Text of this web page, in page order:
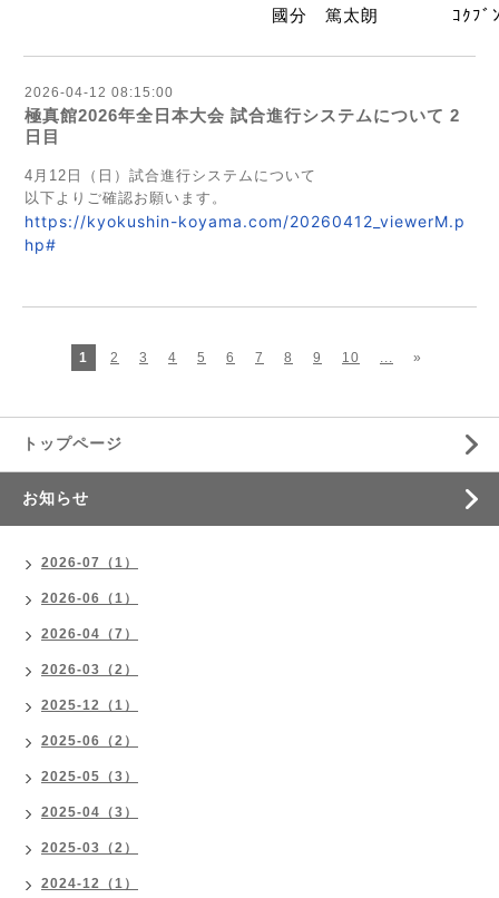
國分 篤太朗
ｺｸﾌﾞ
2026-04-12 08:15:00
極真館2026年全日本大会 試合進行システムについて 2
日目
4月12日（日）試合進行システムについて
以下よりご確認お願います。
https://kyokushin-koyama.com/20260412_viewerM.p
hp#
1 2 3 4 5 6 7 8 9 10 ... »
トップページ
お知らせ
2026-07（1）
2026-06（1）
2026-04（7）
2026-03（2）
2025-12（1）
2025-06（2）
2025-05（3）
2025-04（3）
2025-03（2）
2024-12（1）